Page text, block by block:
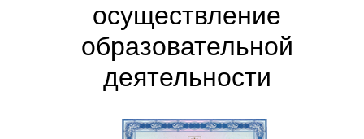
осуществление
образовательной
деятельности